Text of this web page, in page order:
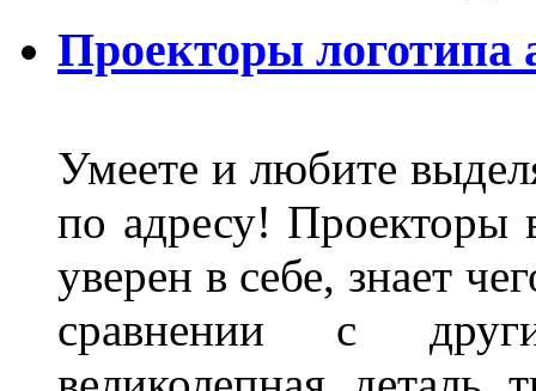
Проекторы логотипа
Умеете и любите
по адресу! Проекторы
уверен в себе, знает
сравнении с